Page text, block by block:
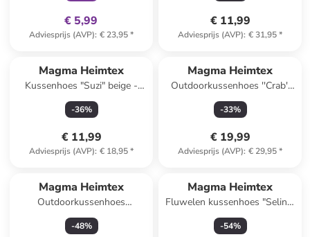
€ 5,99
Adviesprijs (AVP): € 23,95*
€ 11,99
Adviesprijs (AVP): € 31,95*
Magma Heimtex
Kussenhoes "Suzi" beige -
(L)30 x (B)50 cm
-36%
€ 11,99
Adviesprijs (AVP): € 18,95*
Magma Heimtex
Outdoorkussenhoes ''Crab''
beige/crème - (L)45 x (B)45 cm
-33%
€ 19,99
Adviesprijs (AVP): € 29,95*
Magma Heimtex
Outdoorkussenhoes
"Portofino" lichtroze - (L)40 x
(B)40 cm
-48%
Magma Heimtex
Fluwelen kussenhoes "Selina"
koperkleurig - (L)40 x (B)40
cm
-54%